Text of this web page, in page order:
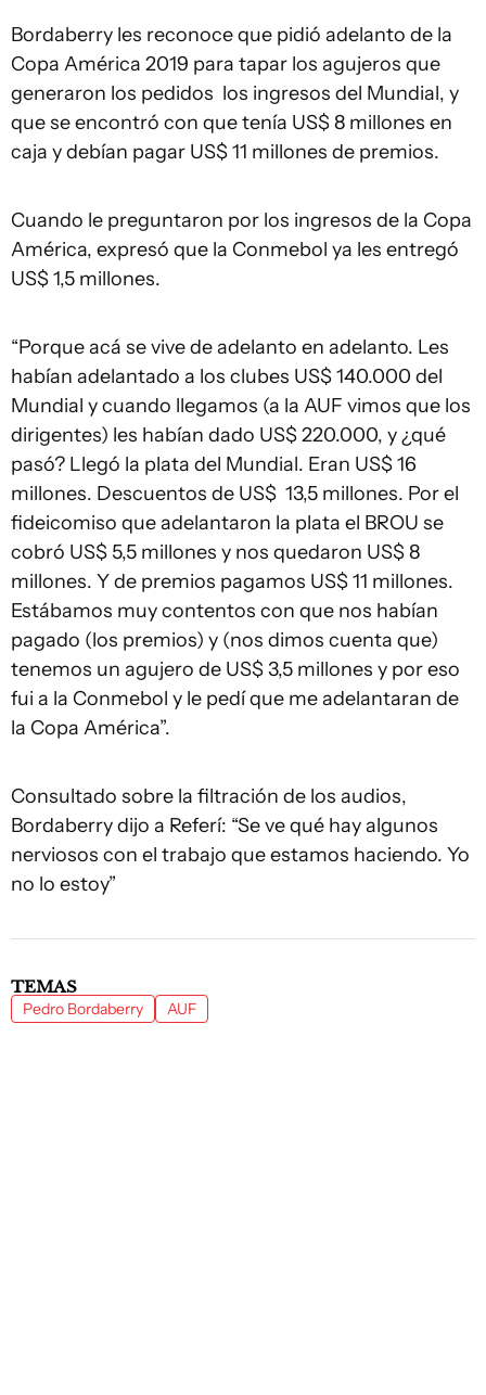
Bordaberry les reconoce que pidió adelanto de la
Copa América 2019 para tapar los agujeros que
generaron los pedidos los ingresos del Mundial, y
que se encontró con que tenía US$ 8 millones en
caja y debían pagar US$ 11 millones de premios.
Cuando le preguntaron por los ingresos de la Copa
América, expresó que la Conmebol ya les entregó
US$ 1,5 millones.
“Porque acá se vive de adelanto en adelanto. Les
habían adelantado a los clubes US$ 140.000 del
Mundial y cuando llegamos (a la AUF vimos que los
dirigentes) les habían dado US$ 220.000, y ¿qué
pasó? Llegó la plata del Mundial. Eran US$ 16
millones. Descuentos de US$ 13,5 millones. Por el
fideicomiso que adelantaron la plata el BROU se
cobró US$ 5,5 millones y nos quedaron US$ 8
millones. Y de premios pagamos US$ 11 millones.
Estábamos muy contentos con que nos habían
pagado (los premios) y (nos dimos cuenta que)
tenemos un agujero de US$ 3,5 millones y por eso
fui a la Conmebol y le pedí que me adelantaran de
la Copa América”.
Consultado sobre la filtración de los audios,
Bordaberry dijo a Referí: “Se ve qué hay algunos
nerviosos con el trabajo que estamos haciendo. Yo
no lo estoy”
TEMAS
Pedro Bordaberry AUF